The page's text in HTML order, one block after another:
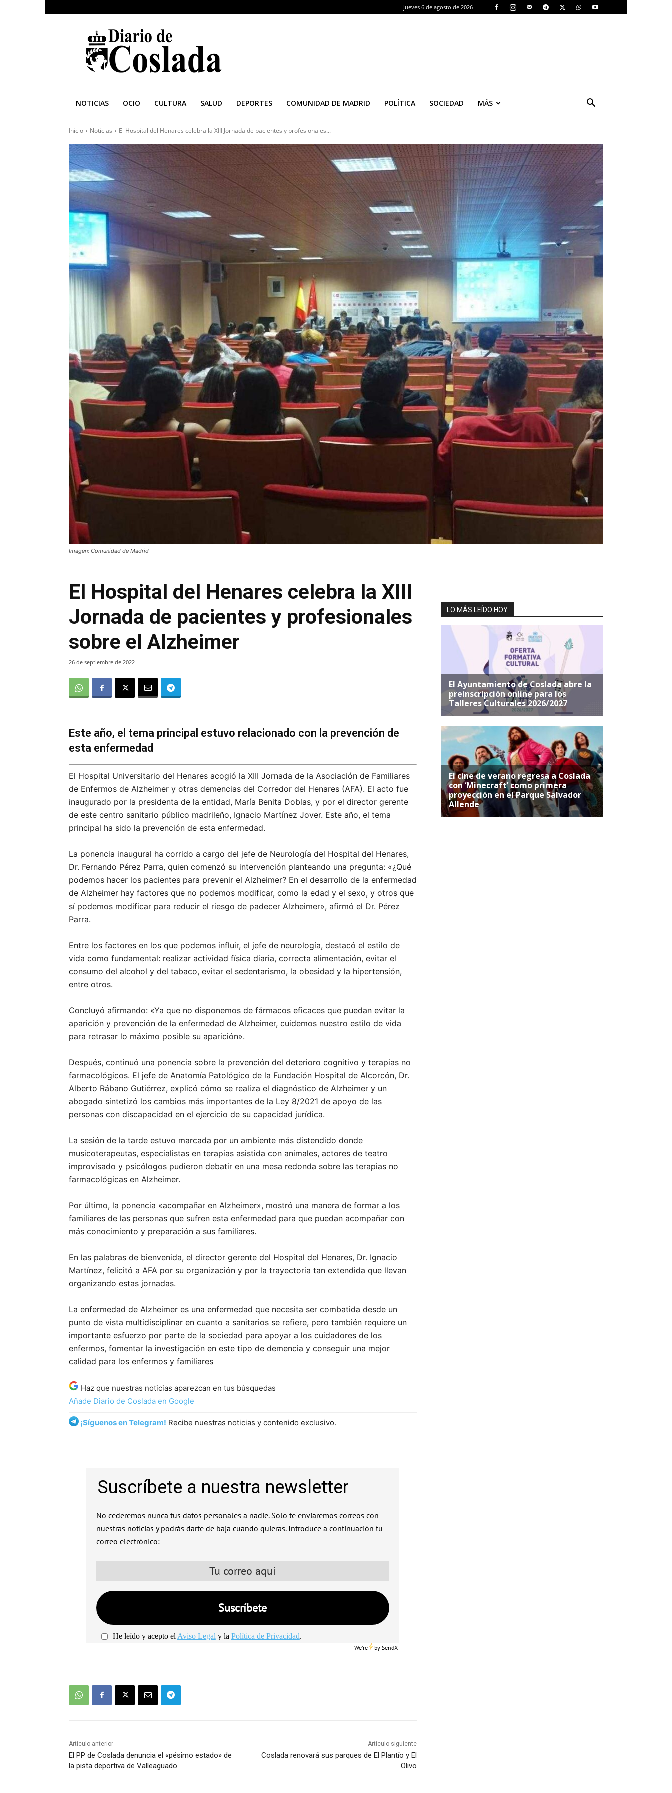
jueves 6 de agosto de 2026
Diario
de
Coslada
NOTICIAS OCIO CULTURA SALUD DEPORTES COMUNIDAD DE MADRID POLÍTICA SOCIEDAD MÁS
Inicio Noticias El Hospital del Henares celebra la XIII Jornada de pacientes y profesionales...
Imagen: Comunidad de Madrid
El Hospital del Henares celebra la XIII
Jornada de pacientes y profesionales
sobre el Alzheimer
26 de septiembre de 2022
Este año, el tema principal estuvo relacionado con la prevención de
esta enfermedad
El Hospital Universitario del Henares acogió la XIII Jornada de la Asociación de Familiares
de Enfermos de Alzheimer y otras demencias del Corredor del Henares (AFA). El acto fue
inaugurado por la presidenta de la entidad, María Benita Doblas, y por el director gerente
de este centro sanitario público madrileño, Ignacio Martínez Jover. Este año, el tema
principal ha sido la prevención de esta enfermedad.
La ponencia inaugural ha corrido a cargo del jefe de Neurología del Hospital del Henares,
Dr. Fernando Pérez Parra, quien comenzó su intervención planteando una pregunta: «¿Qué
podemos hacer los pacientes para prevenir el Alzheimer? En el desarrollo de la enfermedad
de Alzheimer hay factores que no podemos modificar, como la edad y el sexo, y otros que
sí podemos modificar para reducir el riesgo de padecer Alzheimer», afirmó el Dr. Pérez
Parra.
Entre los factores en los que podemos influir, el jefe de neurología, destacó el estilo de
vida como fundamental: realizar actividad física diaria, correcta alimentación, evitar el
consumo del alcohol y del tabaco, evitar el sedentarismo, la obesidad y la hipertensión,
entre otros.
Concluyó afirmando: «Ya que no disponemos de fármacos eficaces que puedan evitar la
aparición y prevención de la enfermedad de Alzheimer, cuidemos nuestro estilo de vida
para retrasar lo máximo posible su aparición».
Después, continuó una ponencia sobre la prevención del deterioro cognitivo y terapias no
farmacológicos. El jefe de Anatomía Patológico de la Fundación Hospital de Alcorcón, Dr.
Alberto Rábano Gutiérrez, explicó cómo se realiza el diagnóstico de Alzheimer y un
abogado sintetizó los cambios más importantes de la Ley 8/2021 de apoyo de las
personas con discapacidad en el ejercicio de su capacidad jurídica.
La sesión de la tarde estuvo marcada por un ambiente más distendido donde
musicoterapeutas, especialistas en terapias asistida con animales, actores de teatro
improvisado y psicólogos pudieron debatir en una mesa redonda sobre las terapias no
farmacológicas en Alzheimer.
Por último, la ponencia «acompañar en Alzheimer», mostró una manera de formar a los
familiares de las personas que sufren esta enfermedad para que puedan acompañar con
más conocimiento y preparación a sus familiares.
En las palabras de bienvenida, el director gerente del Hospital del Henares, Dr. Ignacio
Martínez, felicitó a AFA por su organización y por la trayectoria tan extendida que llevan
organizando estas jornadas.
La enfermedad de Alzheimer es una enfermedad que necesita ser combatida desde un
punto de vista multidisciplinar en cuanto a sanitarios se refiere, pero también requiere un
importante esfuerzo por parte de la sociedad para apoyar a los cuidadores de los
enfermos, fomentar la investigación en este tipo de demencia y conseguir una mejor
calidad para los enfermos y familiares
Haz que nuestras noticias aparezcan en tus búsquedas
Añade Diario de Coslada en Google
¡Síguenos en Telegram! Recibe nuestras noticias y contenido exclusivo.
Suscríbete a nuestra newsletter
No cederemos nunca tus datos personales a nadie. Solo te enviaremos correos con
nuestras noticias y podrás darte de baja cuando quieras. Introduce a continuación tu
correo electrónico:
He leído y acepto el Aviso Legal y la Política de Privacidad.
We're bySendX
Artículo anterior
El PP de Coslada denuncia el «pésimo estado» de
la pista deportiva de Valleaguado
Artículo siguiente
Coslada renovará sus parques de El Plantío y El
Olivo
LO MÁS LEÍDO HOY